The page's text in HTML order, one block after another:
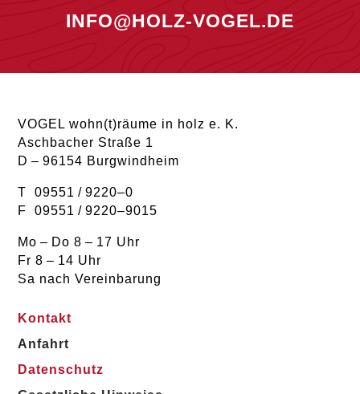
INFO@HOLZ-VOGEL.DE
VOGEL wohn(t)räume in holz e. K.
Aschbacher Straße 1
D – 96154 Burgwindheim
T 09551 / 9220–0
F 09551 / 9220–9015
Mo – Do 8 – 17 Uhr
Fr 8 – 14 Uhr
Sa nach Vereinbarung
Kontakt
Anfahrt
Datenschutz